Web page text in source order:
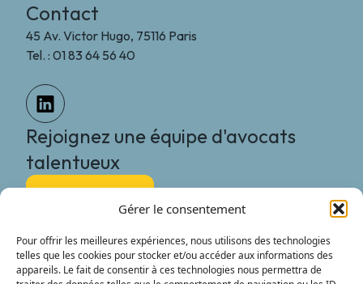
Gérer le consentement
Pour offrir les meilleures expériences, nous utilisons des technologies
telles que les cookies pour stocker et/ou accéder aux informations des
appareils. Le fait de consentir à ces technologies nous permettra de
Contact
45 Av. Victor Hugo, 75116 Paris
Tel. : 01 83 64 56 40
Rejoignez une équipe d'avocats
talentueux
Le Cabinet
International